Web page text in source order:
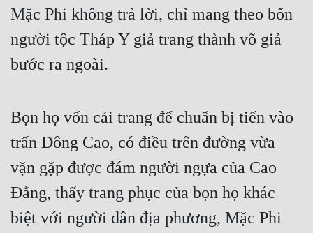
Mặc Phi không trả lời, chỉ mang theo bốn
người tộc Tháp Y giả trang thành võ giả
bước ra ngoài.
Bọn họ vốn cải trang để chuẩn bị tiến vào
trấn Đông Cao, có điều trên đường vừa
vặn gặp được đám người ngựa của Cao
Đằng, thấy trang phục của bọn họ khác
biệt với người dân địa phương, Mặc Phi